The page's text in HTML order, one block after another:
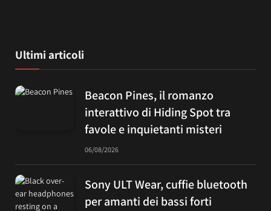
Ultimi articoli
Beacon Pines, il romanzo
interattivo di Hiding Spot tra
favole e inquietanti misteri
06/08/2026
Sony ULT Wear, cuffie bluetooth
per amanti dei bassi forti